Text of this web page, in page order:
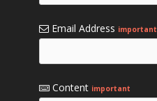
Email Address important
Content important